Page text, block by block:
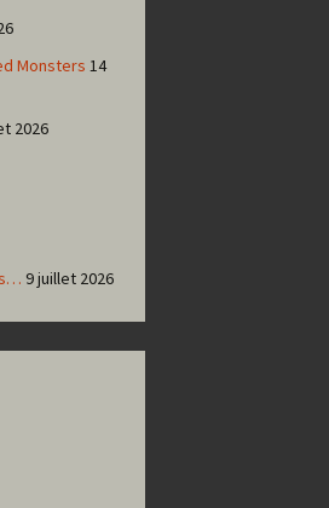
Monsters 14
2026
9 juillet 2026